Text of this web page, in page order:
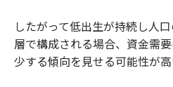
したがって低出生が持続し人
層で構成される場合、資金需
少する傾向を見せる可能性が高